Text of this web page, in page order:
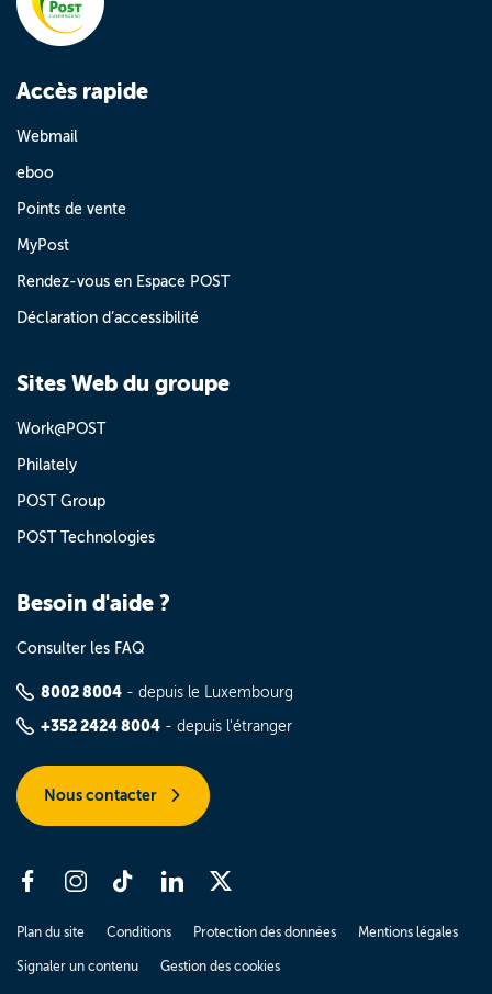
Accès rapide
Webmail
eboo
Points de vente
MyPost
Rendez-vous en Espace POST
Déclaration d’accessibilité
Sites Web du groupe
Work@POST
Philately
POST Group
POST Technologies
Besoin d'aide ?
Consulter les FAQ
8002 8004 - depuis le Luxembourg
+352 2424 8004 - depuis l'étranger
Nous contacter
Plan du site Conditions Protection des données Mentions légales
Signaler un contenu Gestion des cookies